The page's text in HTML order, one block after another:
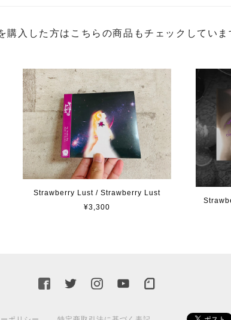
購入した方はこちらの商品もチェックしていま
Strawberry Lust / Strawberry Lust
¥3,300